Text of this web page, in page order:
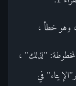
المطبوعة والمخطوطة: "لذلك" ،
انظر تفسير"الإيتاء" في